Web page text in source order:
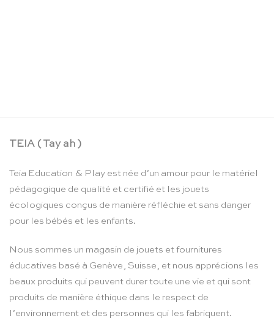
TEIA ( Tay ah )
Teia Education & Play est née d’un amour pour le matériel
pédagogique de qualité et certifié et les jouets
écologiques conçus de manière réfléchie et sans danger
pour les bébés et les enfants.
Nous sommes un magasin de jouets et fournitures
éducatives basé à Genève, Suisse, et nous apprécions les
beaux produits qui peuvent durer toute une vie et qui sont
produits de manière éthique dans le respect de
l’environnement et des personnes qui les fabriquent.